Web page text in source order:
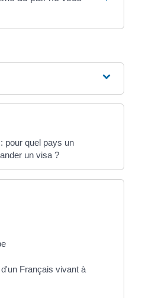
pour quel pays un
un visa ?
Français vivant à